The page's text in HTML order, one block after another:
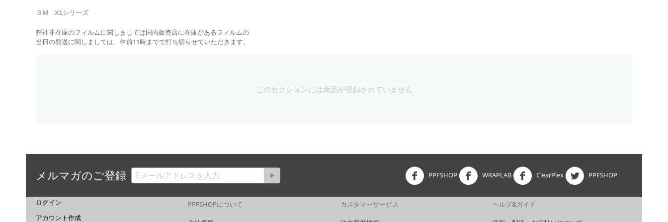
３M XLシリーズ
弊社非在庫のフィルムに関しましては国内販売店に在庫があるフィルムの
当日の発送に関しましては、午前11時までで打ち切らせていただきます。
このセクションには商品が登録されていません
メルマガのご登録 PPFSHOP WRAPLAB ClearPlex PPFSHOP
ログイン
アカウント作成
PPFSHOPについて カスタマーサービス ヘルプ&ガイド